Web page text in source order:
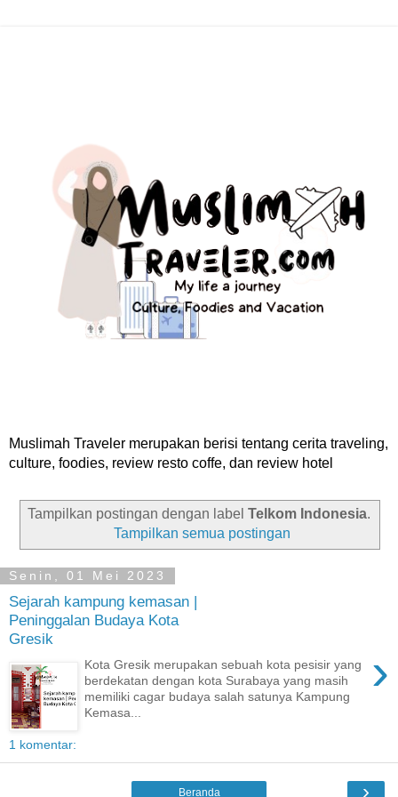
Muslimah Traveler merupakan berisi tentang cerita traveling,
culture, foodies, review resto coffe, dan review hotel
Tampilkan postingan dengan label Telkom Indonesia.
Tampilkan semua postingan
Senin, 01 Mei 2023
Sejarah kampung kemasan |
Peninggalan Budaya Kota
Gresik
›
Kota Gresik merupakan sebuah kota pesisir yang
berdekatan dengan kota Surabaya yang masih
memiliki cagar budaya salah satunya Kampung
Kemasa...
1 komentar:
›
Beranda